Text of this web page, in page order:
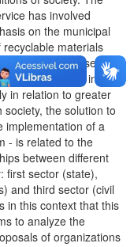
has involved
on the municipal
materials
disposal service
transformations in the
in relation to greater
the solution to
implementation of a
- is related to the
between different
first sector (state),
and third sector (civil
in this context that this
to analyze the
of organizations